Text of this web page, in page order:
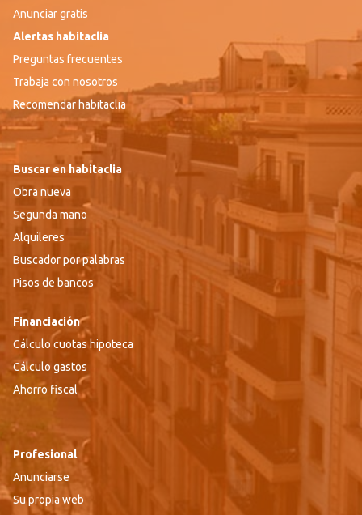
Anunciar gratis
Alertas habitaclia
Preguntas frecuentes
Trabaja con nosotros
Recomendar habitaclia
Buscar en habitaclia
Obra nueva
Segunda mano
Alquileres
Buscador por palabras
Pisos de bancos
Financiación
Cálculo cuotas hipoteca
Cálculo gastos
Ahorro fiscal
Profesional
Anunciarse
Su propia web